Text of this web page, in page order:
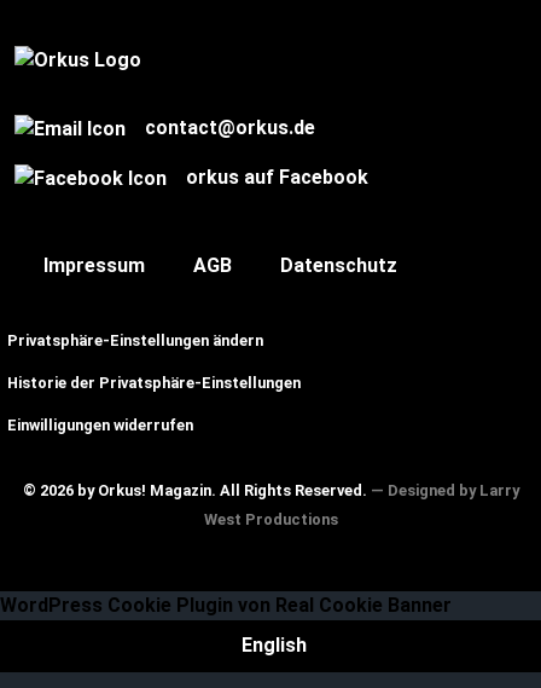
contact@orkus.de
orkus auf Facebook
Impressum AGB Datenschutz
Privatsphäre-Einstellungen ändern
Historie der Privatsphäre-Einstellungen
Einwilligungen widerrufen
© 2026 by Orkus! Magazin. All Rights Reserved. ― Designed by Larry
West Productions
WordPress Cookie Plugin von Real Cookie Banner
English